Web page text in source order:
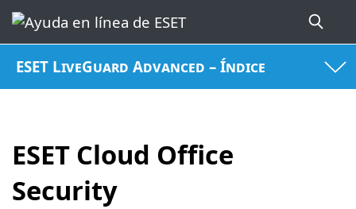
ESET LiveGuard Advanced – Índice
ESET Cloud Office
Security